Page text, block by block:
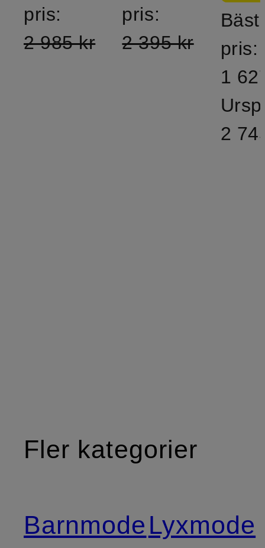
pris:
2 985 kr
pris:
2 395 kr
pris:
1
2
Fler kategorier
Barnmode Lyxmode